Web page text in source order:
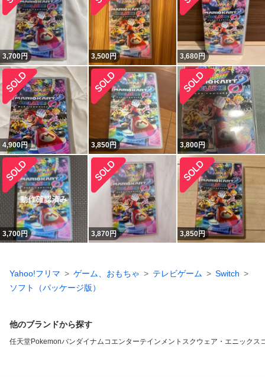
3,700円 3,500円 3,680円
4,900円 3,850円 3,800円
3,700円 3,870円 3,850円
Yahoo!フリマ ゲーム、おもちゃ テレビゲーム
Switch
ソフト（パッケージ版）
他のブランドから探す
任天堂Pokemonバンダイナムコエンターテインメント スクウェア・エニックス